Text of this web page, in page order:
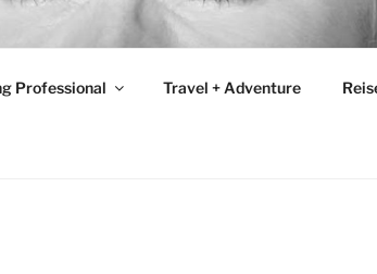
Professional Travel + Adventure